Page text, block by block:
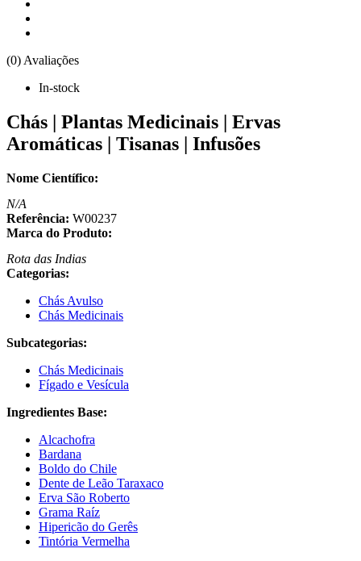
(0) Avaliações
In-stock
Chás | Plantas Medicinais | Ervas
Aromáticas | Tisanas | Infusões
Nome Científico:
N/A
Referência: W00237
Marca do Produto:
Rota das Indias
Categorias:
Chás Avulso
Chás Medicinais
Subcategorias:
Chás Medicinais
Fígado e Vesícula
Ingredientes Base:
Alcachofra
Bardana
Boldo do Chile
Dente de Leão Taraxaco
Erva São Roberto
Grama Raíz
Hipericão do Gerês
Tintória Vermelha